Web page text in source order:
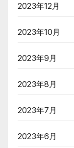
2023年12月
2023年10月
2023年9月
2023年8月
2023年7月
2023年6月